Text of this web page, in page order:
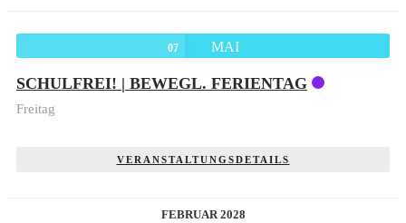
07 MAI
SCHULFREI! | BEWEGL. FERIENTAG
Freitag
VERANSTALTUNGSDETAILS
FEBRUAR 2028